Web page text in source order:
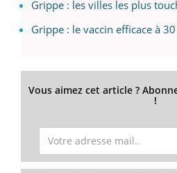
Grippe : les villes les plus
Grippe : le vaccin efficace à 30
Vous aimez cet article ?
!